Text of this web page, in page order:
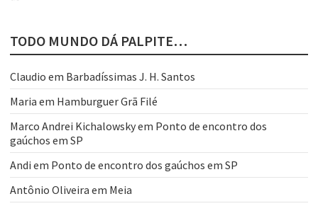
TODO MUNDO DÁ PALPITE…
Claudio em Barbadíssimas J. H. Santos
Maria em Hamburguer Grã Filé
Marco Andrei Kichalowskyem Ponto de encontro dos
gaúchos em SP
Andi em Ponto de encontro dos gaúchos em SP
Antônio Oliveira em Meia